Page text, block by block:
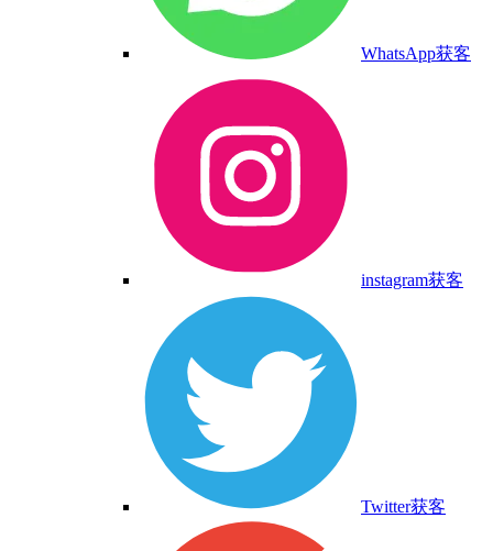
WhatsApp获客
instagram获客
Twitter获客